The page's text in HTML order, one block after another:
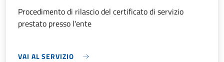
Procedimento di rilascio del certificato di servizio
prestato presso l'ente
VAI AL SERVIZIO